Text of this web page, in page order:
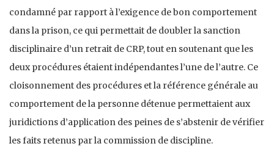
condamné par rapport à l’exigence de bon comportement
dans la prison, ce qui permettait de doubler la sanction
disciplinaire d’un retrait de CRP, tout en soutenant que les
deux procédures étaient indépendantes l’une de l’autre. Ce
cloisonnement des procédures et la référence générale au
comportement de la personne détenue permettaient aux
juridictions d’application des peines de s’abstenir de vérifier
les faits retenus par la commission de discipline.